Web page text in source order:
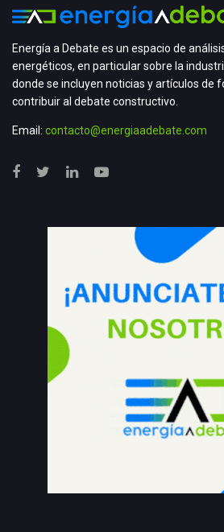
Energía a Debate es un espacio de
energéticos, en particular sobre la
donde se incluyen noticias y artículos de
contribuir al debate constructivo.
Email: contacto@energiaadebate.com